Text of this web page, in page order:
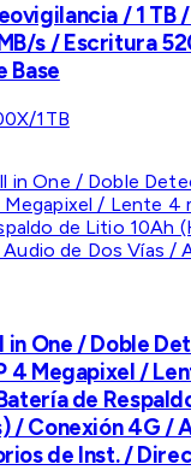
/ 1 TB
s / Escritura
Base
1TB
in One / Doble
4 Megapixel /
de
/ Conexión 4G /
de Inst. / Direc